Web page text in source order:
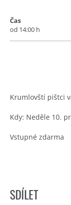
Čas
od 14:00 h
Krumlovští pištci
Kdy: Neděle 10.
Vstupné zdarma
SDÍLET